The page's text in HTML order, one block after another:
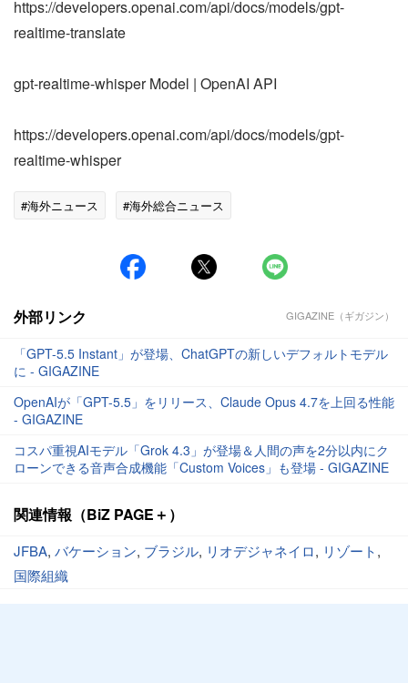
https://developers.openai.com/api/docs/models/gpt-
realtime-translate
gpt-realtime-whisper Model | OpenAI API
https://developers.openai.com/api/docs/models/gpt-
realtime-whisper
#海外ニュース #海外総合ニュース
外部リンク GIGAZINE（ギガジン）
「GPT-5.5 Instant」が登場、ChatGPTの新しいデフォルトモデル
に - GIGAZINE
OpenAIが「GPT-5.5」をリリース、Claude Opus 4.7を上回る性能
- GIGAZINE
コスパ重視AIモデル「Grok 4.3」が登場＆人間の声を2分以内にク
ローンできる音声合成機能「Custom Voices」も登場 - GIGAZINE
関連情報（BiZ PAGE＋）
JFBA, バケーション, ブラジル, リオデジャネイロ, リゾート,
国際組織